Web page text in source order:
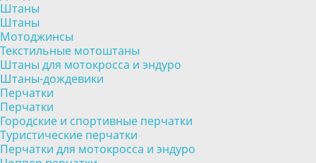
Штаны
Штаны
Мотоджинсы
Текстильные мотоштаны
Штаны для мотокросса и эндуро
Штаны-дождевики
Перчатки
Перчатки
Городские и спортивные перчатки
Туристические перчатки
Перчатки для мотокросса и эндуро